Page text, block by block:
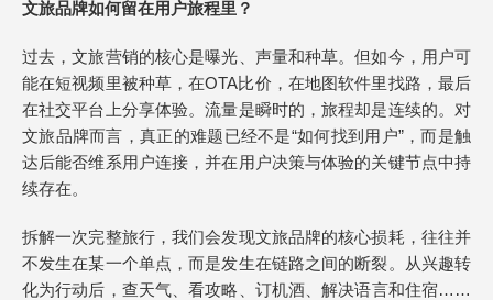
文旅品牌如何留在用户旅程里？
过去，文旅营销的核心是曝光、声量和种草。但如今，用户可
能在短视频里被种草，在OTA比价，在地图软件里找路，最后
在社交平台上分享体验。流量是瞬时的，旅程却是连续的。对
文旅品牌而言，真正的难题已经不是“如何找到用户”，而是触
达后能否维系用户连接，并在用户决策与体验的关键节点中持
续存在。
拆解一次完整旅行，我们会发现文旅品牌的核心损耗，往往并
不发生在某一个单点，而是发生在链路之间的断裂。从兴趣转
化为行动后，查天气、看攻略、订机酒、解决语言和住宿……